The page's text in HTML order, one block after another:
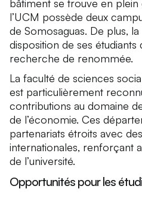
bâtiment se trouve en
l’UCM possède deux
de Somosaguas. De plus,
disposition de ses étudiants
recherche de renommée.
La faculté de sciences
est particulièrement
contributions au domaine
de l’économie. Ces
partenariats étroits avec
internationales, renforçant
de l’université.
Opportunités pour les